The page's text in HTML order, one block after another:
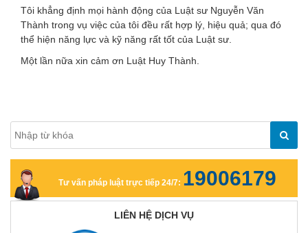
Tôi khẳng định mọi hành động của Luật sư Nguyễn Văn
Thành trong vụ việc của tôi đều rất hợp lý, hiệu quả; qua đó
thể hiện năng lực và kỹ năng rất tốt của Luật sư.
Một lần nữa xin cảm ơn Luật Huy Thành.
Tư vấn pháp luật trực tiếp 24/7: 19006179
LIÊN HỆ DỊCH VỤ